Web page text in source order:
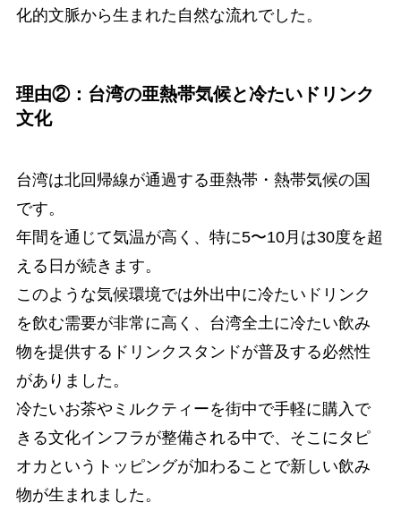
化的文脈から生まれた自然な流れでした。
理由②：台湾の亜熱帯気候と冷たいドリンク
文化
台湾は北回帰線が通過する亜熱帯・熱帯気候の国
です。
年間を通じて気温が高く、特に5〜10月は30度を超
える日が続きます。
このような気候環境では外出中に冷たいドリンク
を飲む需要が非常に高く、台湾全土に冷たい飲み
物を提供するドリンクスタンドが普及する必然性
がありました。
冷たいお茶やミルクティーを街中で手軽に購入で
きる文化インフラが整備される中で、そこにタピ
オカというトッピングが加わることで新しい飲み
物が生まれました。